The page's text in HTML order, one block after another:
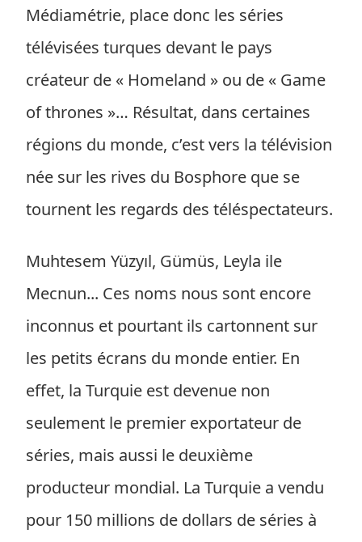
Médiamétrie, place donc les séries
télévisées turques devant le pays
créateur de « Homeland » ou de « Game
of thrones »… Résultat, dans certaines
régions du monde, c’est vers la télévision
née sur les rives du Bosphore que se
tournent les regards des téléspectateurs.
Muhtesem Yüzyıl, Gümüs, Leyla ile
Mecnun... Ces noms nous sont encore
inconnus et pourtant ils cartonnent sur
les petits écrans du monde entier. En
effet, la Turquie est devenue non
seulement le premier exportateur de
séries, mais aussi le deuxième
producteur mondial. La Turquie a vendu
pour 150 millions de dollars de séries à